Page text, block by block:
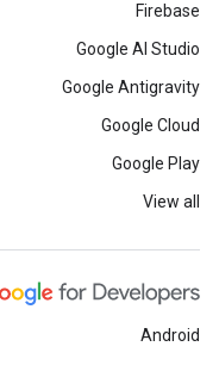
Firebase
Google AI Studio
Google Antigravity
Google Cloud
Google Play
View all
Android